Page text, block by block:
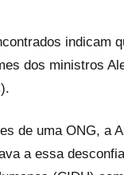
indicam
dos ministros
de uma ONG, a
a essa